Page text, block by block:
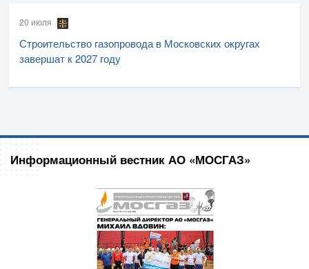
20 июля
Строительство газопровода в Московских округах
завершат к 2027 году
Информационный вестник АО «МОСГАЗ»